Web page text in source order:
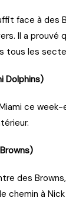
face à des
Il a
tous les
Dolphins)
ce
des
chemin à